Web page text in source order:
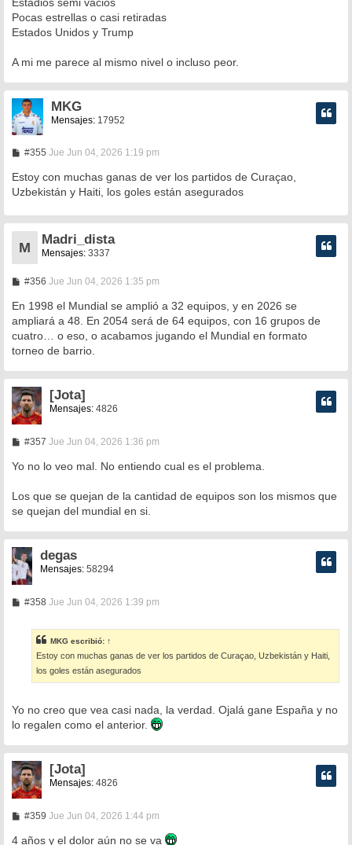
Pocas estrellas o casi retiradas
Estados Unidos y Trump
A mi me parece al mismo nivel o incluso peor.
MKG
Mensajes: 17952
#355M
n
s
a
e
Jue Jun 04, 2026 1:19 pm
Estoy con muchas ganas de ver los partidos de Curaçao,
Uzbekistán y Haiti, los goles están asegurados
M
Madri_dista
Mensajes: 3337
#356M
n
a
e
Jue Jun 04, 2026 1:35 pm
En 1998 el Mundial se amplió a 32 equipos, y en 2026 se
ampliará a 48. En 2054 será de 64 equipos, con 16 grupos de
cuatro… o eso, o acabamos jugando el Mundial en formato
torneo de barrio.
[Jota]
Mensajes:4826
#357M
n
j
e
Jue Jun 04, 2026 1:36 pm
Yo no lo veo mal. No entiendo cual es el problema.
Los que se quejan de la cantidad de equipos son los mismos que
se quejan del mundial en si.
degas
Mensajes:58294
#358M
s
a
j
e
Jue Jun 04, 2026 1:39 pm
MKG escribió: ↑
Estoy con muchas ganas de ver los partidos de Curaçao, Uzbekistán y Haiti,
los goles están asegurados
Yo no creo que vea casi nada, la verdad. Ojalá gane España y no
lo regalen como el anterior.
[Jota]
Mensajes:4826
#359M
n
Jue Jun 04, 2026 1:44 pm
4 años y el dolor aún no se va